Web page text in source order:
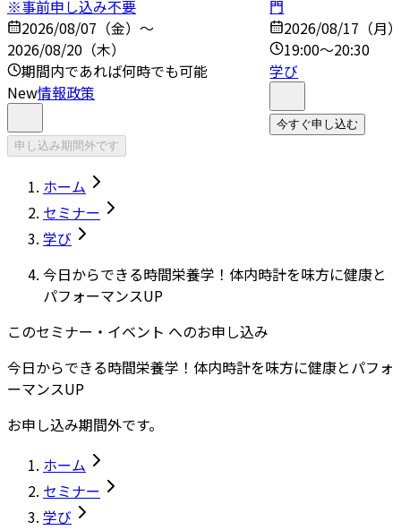
※事前申し込み不要
2026/08/07（金）～
2026/08/20（木）
期間内であれば何時でも可能
New情報政策
申し込み期間外です
門
2026/08/17（月
19:00～20:30
学び
今すぐ申し込む
ホーム
セミナー
学び
今日からできる時間栄養学！体内時計を味方に健康と
パフォーマンスUP
このセミナー・イベント へのお申し込み
今日からできる時間栄養学！体内時計を味方に健康とパフォ
ーマンスUP
お申し込み期間外です。
ホーム
セミナー
学び